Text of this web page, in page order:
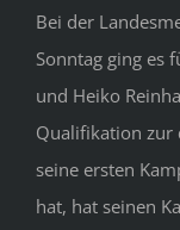
Bei der
Sonntag ging es
und Heiko
Qualifikation zur
seine ersten
hat, hat seinen